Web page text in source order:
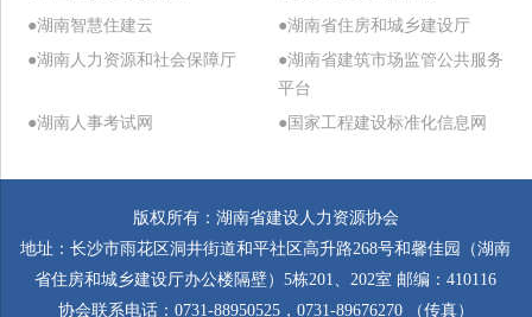
●湖南智慧住建云
●湖南省住房和城乡建设厅
●湖南人力资源和社会保障厅
●湖南省建筑市场监管公共服务
平台
●湖南人事考试网
●国家工程建设标准化信息网
版权所有：湖南省建设人力资源协会
地址：长沙市雨花区洞井街道和平社区高升路268号和馨佳园（湖南
省住房和城乡建设厅办公楼隔壁）5栋201、202室 邮编：410116
协会联系电话：0731-88950525，0731-89676270 （传真）